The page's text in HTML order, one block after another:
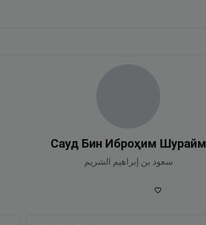
Сауд Бин Иброҳим Шурайм
سعود بن إبراهيم الشريم